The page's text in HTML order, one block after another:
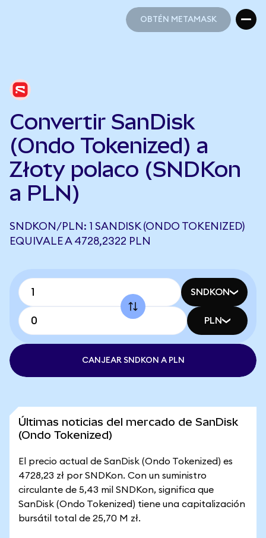
OBTÉN METAMASK
Convertir SanDisk
(Ondo Tokenized) a
Złoty polaco (SNDKon
a PLN)
SNDKON/PLN: 1 SANDISK (ONDO TOKENIZED)
EQUIVALE A 4728,2322 PLN
SNDKON
PLN
CANJEAR SNDKON A PLN
Últimas noticias del mercado de SanDisk
(Ondo Tokenized)
El precio actual de SanDisk (Ondo Tokenized) es
4728,23 zł por SNDKon. Con un suministro
circulante de 5,43 mil SNDKon, significa que
SanDisk (Ondo Tokenized) tiene una capitalización
bursátil total de 25,70 M zł.